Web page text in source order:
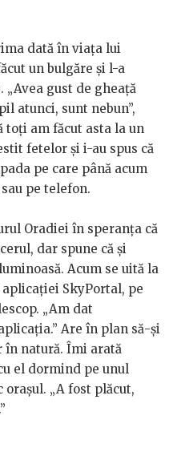
dată în viața lui
un bulgăre și l-a
„Avea gust de gheață
atunci, sunt nebun”,
toți am făcut asta la un
fetelor și i-au spus că
pe care până acum
pe telefon.
Oradiei în speranța că
dar spune că și
Acum se uită la
SkyPortal, pe
„Am dat
Are în plan să-și
în natură. Îmi arată
el dormind pe unul
„A fost plăcut,